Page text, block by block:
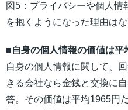
図5：プライバシーや個人情
を抱くようになった理由は
■自身の個人情報の価値は平
自身の個人情報に関して、
きる会社なら金銭と交換に
答。その価値は平均1965円